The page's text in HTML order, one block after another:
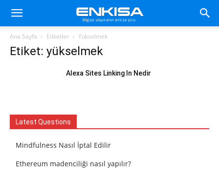
Ana Sayfa Etiketler Yükselmek
Etiket: yükselmek
Alexa Sites Linking In Nedir
Latest Questions
Mindfulness Nasıl İptal Edilir
Ethereum madenciliği nasıl yapılır?